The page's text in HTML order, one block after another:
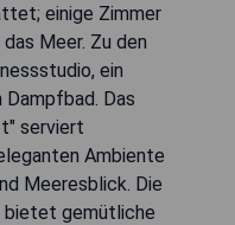
einige Zimmer
Meer. Zu den
ein
Dampfbad. Das
serviert
Ambiente
Meeresblick. Die
bietet gemütliche